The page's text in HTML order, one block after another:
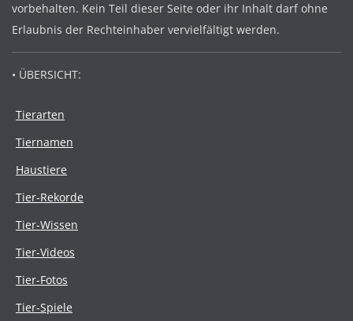
vorbehalten. Kein Teil dieser Seite oder ihr Inhalt darf ohne
Erlaubnis der Rechteinhaber vervielfältigt werden.
• ÜBERSICHT:
Tierarten
Tiernamen
Haustiere
Tier-Rekorde
Tier-Wissen
Tier-Videos
Tier-Fotos
Tier-Spiele